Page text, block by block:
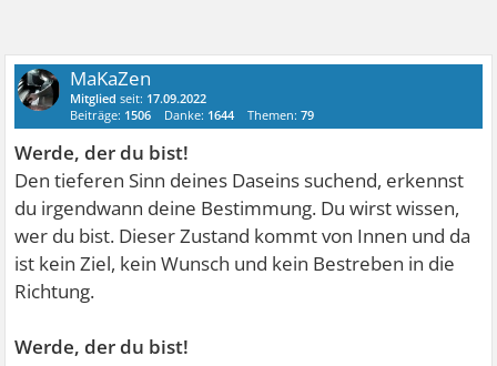
MaKaZen
Mitglied seit: 17.09.2022
Beiträge: 1506 Danke: 1644 Themen:79
Werde, der du bist!
Den tieferen Sinn deines Daseins suchend, erkennst
du irgendwann deine Bestimmung. Du wirst wissen,
wer du bist. Dieser Zustand kommt von Innen und da
ist kein Ziel, kein Wunsch und kein Bestreben in die
Richtung.
Werde, der du bist!